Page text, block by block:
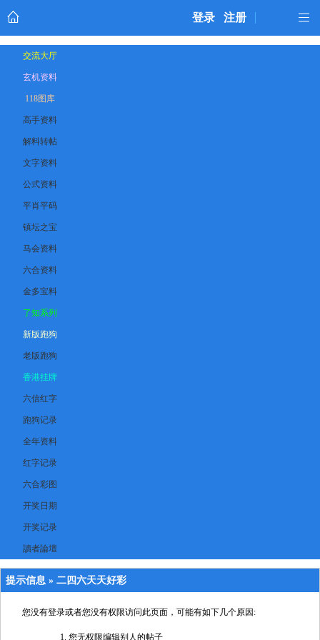
登录 注册
交流大厅
玄机资料
118图库
高手资料
解料转帖
文字资料
公式资料
平肖平码
镇坛之宝
马会资料
六合资料
金多宝料
了知系列
新版跑狗
老版跑狗
香港挂牌
六信红字
跑狗记录
全年资料
红字记录
六合彩图
开奖日期
开奖记录
讀者論壇
提示信息 » 二四六天天好彩
您没有登录或者您没有权限访问此页面，可能有如下几个原因:
您无权限编辑别人的帖子